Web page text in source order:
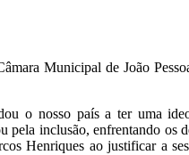
Municipal de João
o nosso país a ter uma
pela inclusão, enfrentando os
Henriques ao justificar a